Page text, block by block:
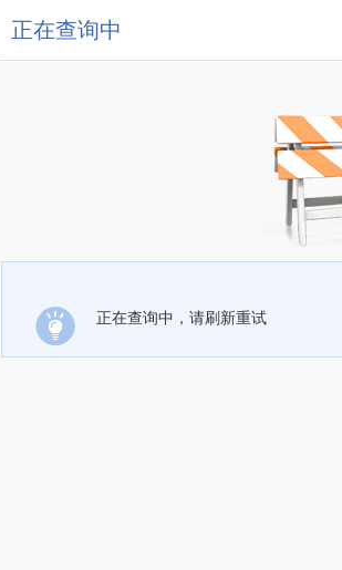
正在查询中
正在查询中，请刷新重试